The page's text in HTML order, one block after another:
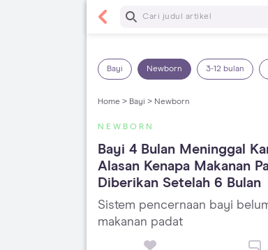
Baca Selanjutnya
Bayi Newborn 3-12 bulan
Home > Bayi > Newborn
NEWBORN
Bayi 4 Bulan Meninggal
Alasan Kenapa Makanan
Diberikan Setelah 6 Bulan
Sistem pencernaan bayi
makanan padat